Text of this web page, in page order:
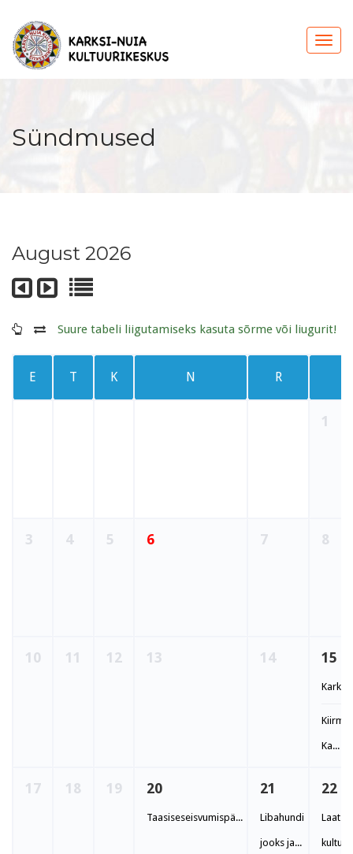
Sündmused
August 2026
Suure tabeli liigutamiseks kasuta sõrme või liugurit!
E T K N R
1
3 4 5 6 7 8
10 11 12 13 14 15
Karksi
Ka...
17 18 19 20
Taasiseseisvumispä...
21
Libahundi
jooks ja...
22
Laat